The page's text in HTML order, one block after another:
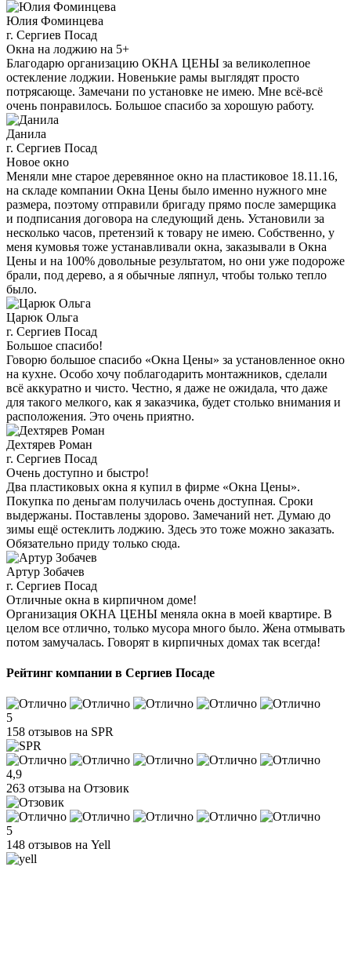
Юлия Фоминцева
г. Сергиев Посад
Окна на лоджию на 5+
Благодарю организацию ОКНА ЦЕНЫ за великолепное
остекление лоджии. Новенькие рамы выглядят просто
потрясающе. Замечани по установке не имею. Мне всё-всё
очень понравилось. Большое спасибо за хорошую работу.
Данила
г. Сергиев Посад
Новое окно
Меняли мне старое деревянное окно на пластиковое 18.11.16,
на складе компании Окна Цены было именно нужного мне
размера, поэтому отправили бригаду прямо после замерщика
и подписания договора на следующий день. Установили за
несколько часов, претензий к товару не имею. Собственно, у
меня кумовья тоже устанавливали окна, заказывали в Окна
Цены и на 100% довольные результатом, но они уже подороже
брали, под дерево, а я обычные ляпнул, чтобы только тепло
было.
Царюк Ольга
г. Сергиев Посад
Большое спасибо!
Говорю большое спасибо «Окна Цены» за установленное окно
на кухне. Особо хочу поблагодарить монтажников, сделали
всё аккуратно и чисто. Честно, я даже не ожидала, что даже
для такого мелкого, как я заказчика, будет столько внимания и
расположения. Это очень приятно.
Дехтярев Роман
г. Сергиев Посад
Очень доступно и быстро!
Два пластиковых окна я купил в фирме «Окна Цены».
Покупка по деньгам получилась очень доступная. Сроки
выдержаны. Поставлены здорово. Замечаний нет. Думаю до
зимы ещё остеклить лоджию. Здесь это тоже можно заказать.
Обязательно приду только сюда.
Артур Зобачев
г. Сергиев Посад
Отличные окна в кирпичном доме!
Организация ОКНА ЦЕНЫ меняла окна в моей квартире. В
целом все отлично, только мусора много было. Жена отмывать
потом замучалась. Говорят в кирпичных домах так всегда!
Рейтинг компании в Сергиев Посаде
5
158 отзывов на SPR
4,9
263 отзыва на Отзовик
5
148 отзывов на Yell